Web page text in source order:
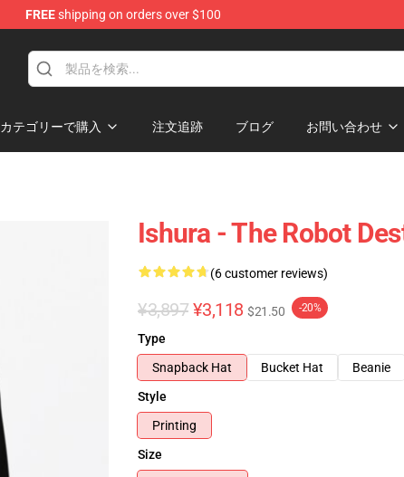
FREEshipping on orders over $100
カテゴリーで購入 注文追跡 ブログ お問い合わせ
Ishura - The Robot
(6 customer reviews)
¥3,897 ¥3,118 $21.50 -20%
Type
Snapback Hat
Bucket Hat
Beanie
Style
Printing
Size